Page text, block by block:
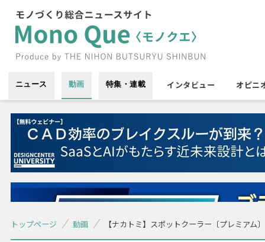
ニュース 動画 特集・連載 インタビュー オピニ
トップページ 動画 【ナカトミ】スポットクーラー〔プレミアム